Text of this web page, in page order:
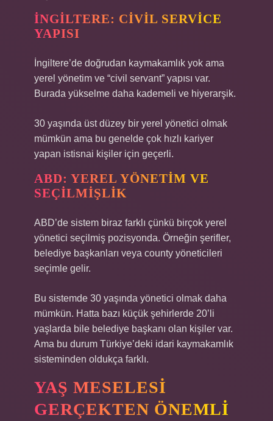
İNGILTERE: CIVIL SERVICE
YAPISI
İngiltere’de doğrudan kaymakamlık yok ama
yerel yönetim ve “civil servant” yapısı var.
Burada yükselme daha kademeli ve hiyerarşik.
30 yaşında üst düzey bir yerel yönetici olmak
mümkün ama bu genelde çok hızlı kariyer
yapan istisnai kişiler için geçerli.
ABD: YEREL YÖNETIM VE
SEÇILMIŞLIK
ABD’de sistem biraz farklı çünkü birçok yerel
yönetici seçilmiş pozisyonda. Örneğin şerifler,
belediye başkanları veya county yöneticileri
seçimle gelir.
Bu sistemde 30 yaşında yönetici olmak daha
mümkün. Hatta bazı küçük şehirlerde 20’li
yaşlarda bile belediye başkanı olan kişiler var.
Ama bu durum Türkiye’deki idari kaymakamlık
sisteminden oldukça farklı.
YAŞ MESELESI
GERÇEKTEN ÖNEMLI